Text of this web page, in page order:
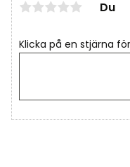
Du
Klicka på en stjärna